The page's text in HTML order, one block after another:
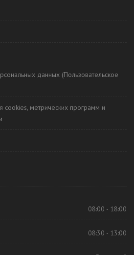
данных (Пользовательское
cookies, метрических программ и
08:00 - 18:00
08:30 - 13:00